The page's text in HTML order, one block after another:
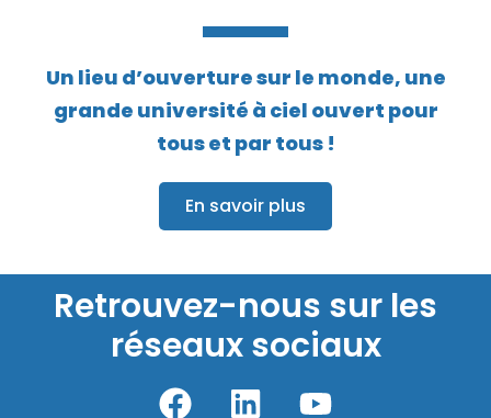
Un lieu d’ouverture sur le monde, une
grande université à ciel ouvert pour
tous et par tous !
En savoir plus
Retrouvez-nous sur les
réseaux sociaux